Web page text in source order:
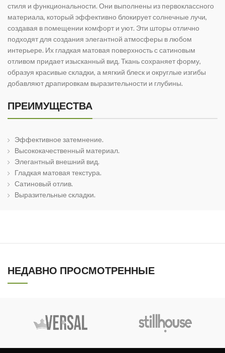
стиля и функциональности. Они выполнены из первоклассного
материала, который эффективно блокирует солнечные лучи,
создавая в помещении комфорт и уют. Эти шторы отлично
подходят для создания элегантной атмосферы в любом
интерьере. Их гладкая матовая поверхность с сатиновым
отливом придает изысканный вид. Ткань сохраняет форму,
образуя красивые складки, а мягкий блеск и округлые изгибы
добавляют драпировкам выразительности и глубины.
ПРЕИМУЩЕСТВА
Эффективное затемнение.
Высококачественный материал.
Элегантный внешний вид.
Гладкая матовая текстура.
Сатиновый отлив.
Выразительные складки.
НЕДАВНО ПРОСМОТРЕННЫЕ